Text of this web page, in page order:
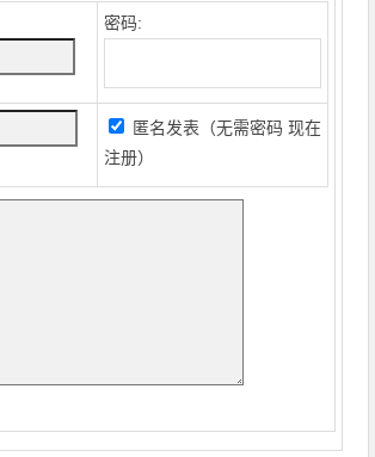
密码:
匿名发表（无需密码现在
注册）